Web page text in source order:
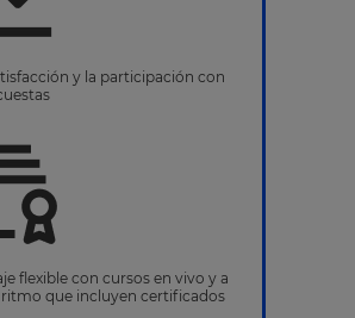
y la participación con
flexible con cursos en vivo y a
que incluyen certificados